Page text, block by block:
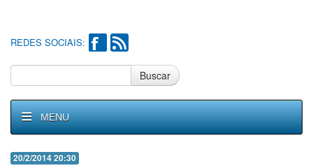
REDES SOCIAIS:
Buscar
MENU
20/2/2014 20:30